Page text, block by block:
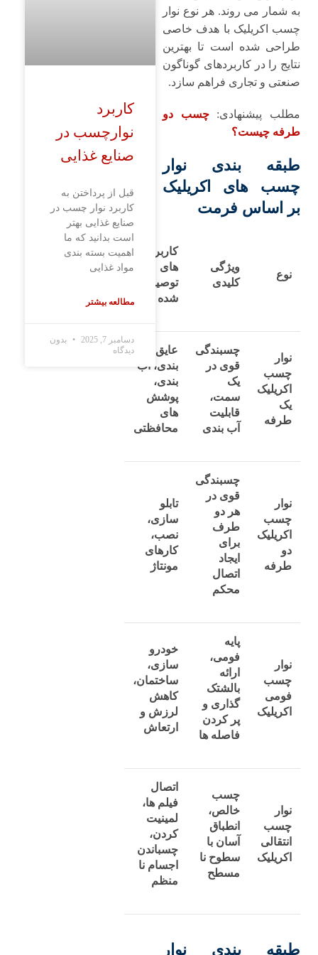
به شمار می ‌روند. هر نوع نوار
چسب اکریلیک با هدف خاصی
طراحی شده است تا بهترین
نتایج را در کاربردهای گوناگون
صنعتی و تجاری فراهم سازد.
مطلب پیشنهادی:چسب دو
طرفه چیست؟
طبقه ‌بندی نوار
چسب‌ های اکریلیک
بر اساس فرمت
نوع
ویژگی
کلیدی
کاربرد
های
توصیه‌
شده
نوار
چسب
اکریلیک
یک
‌طرفه
چسبندگی
قوی در
یک
سمت،
قابلیت
آب‌ بندی
عایق‌
بندی، آب
‌بندی،
پوشش
‌های
محافظتی
نوار
چسب
اکریلیک
دو
طرفه
چسبندگی
قوی در
هر دو
طرف
برای
ایجاد
اتصال
محکم
تابلو
‌سازی،
نصب،
کارهای
مونتاژ
نوار
چسب
فومی
اکریلیک
پایه
فومی،
ارائه
بالشتک
‌گذاری و
پر کردن
فاصله‌ ها
خودرو
سازی،
ساختمان،
کاهش
لرزش و
ارتعاش
نوار
چسب
انتقالی
اکریلیک
چسب
خالص،
انطباق
آسان با
سطوح نا
مسطح
اتصال
فیلم‌ ها،
لمینیت
کردن،
چسباندن
اجسام نا
منظم
طبقه‌ بندی نوار
کاربرد
نوارچسب در
صنایع غذایی
قبل از پرداختن به
کاربرد نوار چسب در
صنایع غذایی بهتر
است بدانید که ما
اهمیت بسته ‌بندی
مواد غذایی
مطالعه بیشتر
دسامبر 7, 2025
بدون
دیدگاه